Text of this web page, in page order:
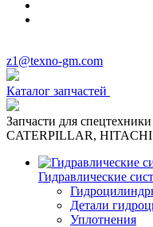
z1@texno-gm.com
Каталог запчастей
Запчасти для
CATERPILLAR, HITACHI
Гидравлические
Детали
Уплотнения